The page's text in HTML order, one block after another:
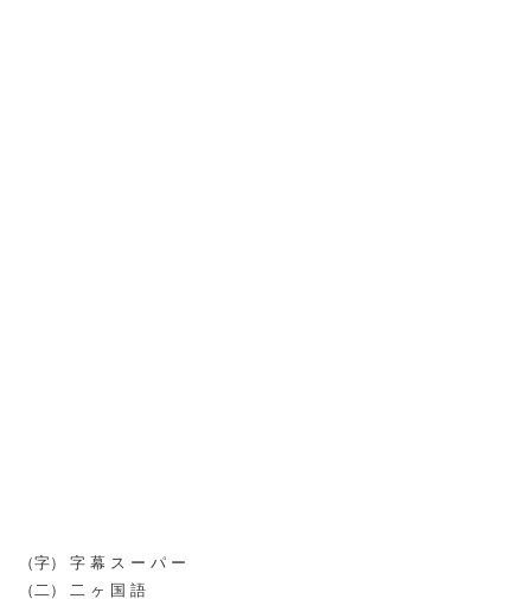
（字） 字 幕 ス ー パ ー
（二） 二 ヶ 国 語